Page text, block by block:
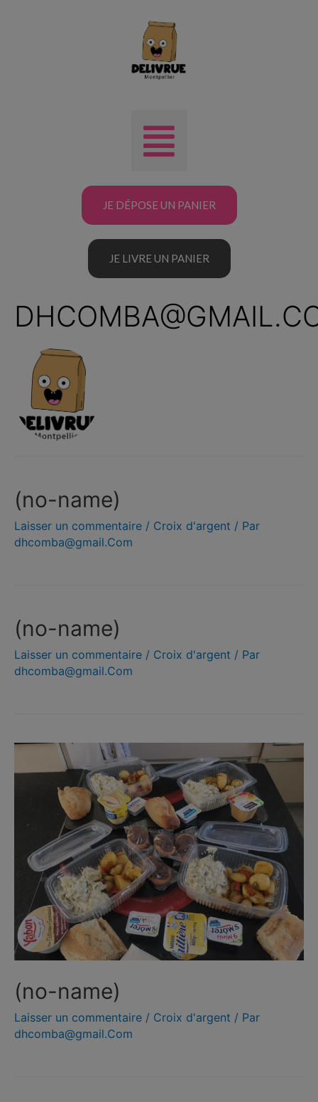
JE DÉPOSE UN PANIER
JE LIVRE UN PANIER
(no-name)
Laisser un commentaire / Croix d'argent / Par
dhcomba@gmail.Com
(no-name)
Laisser un commentaire / Croix d'argent / Par
dhcomba@gmail.Com
(no-name)
Laisser un commentaire / Croix d'argent / Par
dhcomba@gmail.Com